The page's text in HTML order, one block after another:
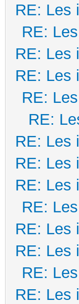
RE: Les
RE:
RE: Les
RE: Les
RE:
RE:
RE: Les
RE: Les
RE: Les
RE:
RE: Les
RE: Les
RE:
RE: Les